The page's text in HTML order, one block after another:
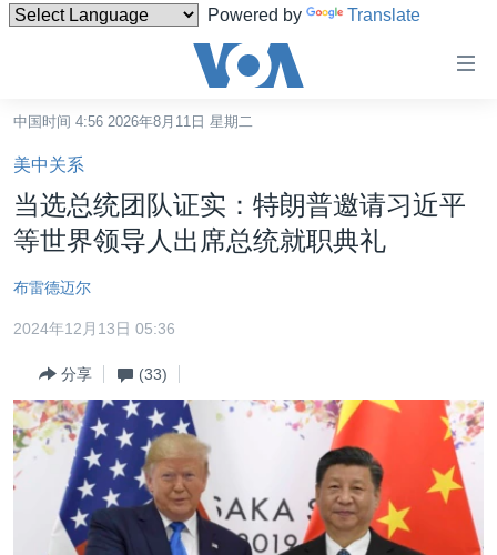
Powered by Translate
碍
链
接
跳
转
内
容
到
导
航
跳
中国
最新国际新闻
印太
欧洲
分类新闻
经济·金融·贸易
人权·法律·宗教
科教·文娱·体健
美中关系
热点专题
白宫要闻
国会报道
VOA视频
VOA今日焦点
中国时间 4:56 2026年8月11日 星期二
美中关系
当选总统团队证实：特朗普邀请习近平
等世界领导人出席总统就职典礼
布雷德迈尔
2024年12月13日 05:36
分享 (33)